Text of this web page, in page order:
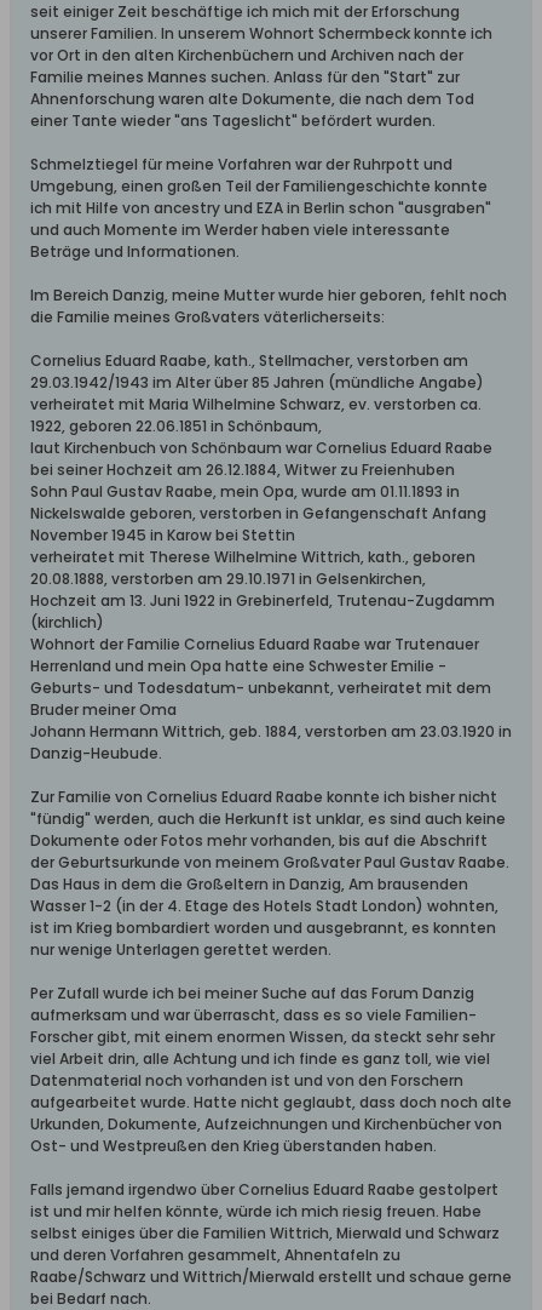
seit einiger Zeit beschäftige ich mich mit der Erforschung
unserer Familien. In unserem Wohnort Schermbeck konnte ich
vor Ort in den alten Kirchenbüchern und Archiven nach der
Familie meines Mannes suchen. Anlass für den "Start" zur
Ahnenforschung waren alte Dokumente, die nach dem Tod
einer Tante wieder "ans Tageslicht" befördert wurden.
Schmelztiegel für meine Vorfahren war der Ruhrpott und
Umgebung, einen großen Teil der Familiengeschichte konnte
ich mit Hilfe von ancestry und EZA in Berlin schon "ausgraben"
und auch Momente im Werder haben viele interessante
Beträge und Informationen.
Im Bereich Danzig, meine Mutter wurde hier geboren, fehlt noch
die Familie meines Großvaters väterlicherseits:
Cornelius Eduard Raabe, kath., Stellmacher, verstorben am
29.03.1942/1943 im Alter über 85 Jahren (mündliche Angabe)
verheiratet mit Maria Wilhelmine Schwarz, ev. verstorben ca.
1922, geboren 22.06.1851 in Schönbaum,
laut Kirchenbuch von Schönbaum war Cornelius Eduard Raabe
bei seiner Hochzeit am 26.12.1884, Witwer zu Freienhuben
Sohn Paul Gustav Raabe, mein Opa, wurde am 01.11.1893 in
Nickelswalde geboren, verstorben in Gefangenschaft Anfang
November 1945 in Karow bei Stettin
verheiratet mit Therese Wilhelmine Wittrich, kath., geboren
20.08.1888, verstorben am 29.10.1971 in Gelsenkirchen,
Hochzeit am 13. Juni 1922 in Grebinerfeld, Trutenau-Zugdamm
(kirchlich)
Wohnort der Familie Cornelius Eduard Raabe war Trutenauer
Herrenland und mein Opa hatte eine Schwester Emilie -
Geburts- und Todesdatum- unbekannt, verheiratet mit dem
Bruder meiner Oma
Johann Hermann Wittrich, geb. 1884, verstorben am 23.03.1920 in
Danzig-Heubude.
Zur Familie von Cornelius Eduard Raabe konnte ich bisher nicht
"fündig" werden, auch die Herkunft ist unklar, es sind auch keine
Dokumente oder Fotos mehr vorhanden, bis auf die Abschrift
der Geburtsurkunde von meinem Großvater Paul Gustav Raabe.
Das Haus in dem die Großeltern in Danzig, Am brausenden
Wasser 1-2 (in der 4. Etage des Hotels Stadt London) wohnten,
ist im Krieg bombardiert worden und ausgebrannt, es konnten
nur wenige Unterlagen gerettet werden.
Per Zufall wurde ich bei meiner Suche auf das Forum Danzig
aufmerksam und war überrascht, dass es so viele Familien-
Forscher gibt, mit einem enormen Wissen, da steckt sehr sehr
viel Arbeit drin, alle Achtung und ich finde es ganz toll, wie viel
Datenmaterial noch vorhanden ist und von den Forschern
aufgearbeitet wurde. Hatte nicht geglaubt, dass doch noch alte
Urkunden, Dokumente, Aufzeichnungen und Kirchenbücher von
Ost- und Westpreußen den Krieg überstanden haben.
Falls jemand irgendwo über Cornelius Eduard Raabe gestolpert
ist und mir helfen könnte, würde ich mich riesig freuen. Habe
selbst einiges über die Familien Wittrich, Mierwald und Schwarz
und deren Vorfahren gesammelt, Ahnentafeln zu
Raabe/Schwarz und Wittrich/Mierwald erstellt und schaue gerne
bei Bedarf nach.